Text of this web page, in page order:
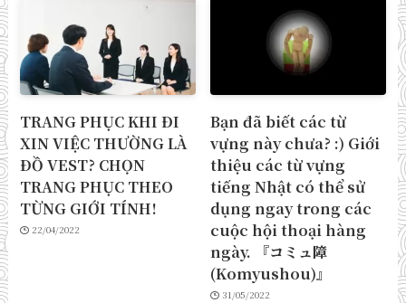
TRANG PHỤC KHI ĐI
XIN VIỆC THƯỜNG LÀ
ĐỒ VEST? CHỌN
TRANG PHỤC THEO
TỪNG GIỚI TÍNH!
22/04/2022
Bạn đã biết các từ
vựng này chưa? :) Giới
thiệu các từ vựng
tiếng Nhật có thể sử
dụng ngay trong các
cuộc hội thoại hàng
ngày. 『コミュ障
(Komyushou)』
31/05/2022